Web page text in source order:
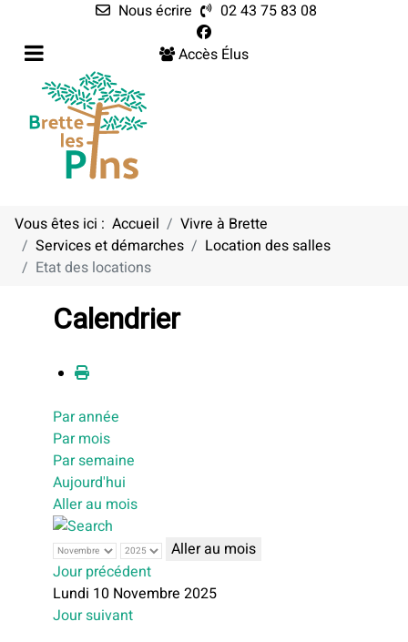
Nous écrire
02 43 75 83 08
Accès Élus
Vous êtes ici : Accueil
Vivre à Brette
Services et démarches
Location des salles
Etat des locations
Calendrier
Par année
Par mois
Par semaine
Aujourd'hui
Aller au mois
Aller au mois
Jour précédent
Lundi 10 Novembre 2025
Jour suivant